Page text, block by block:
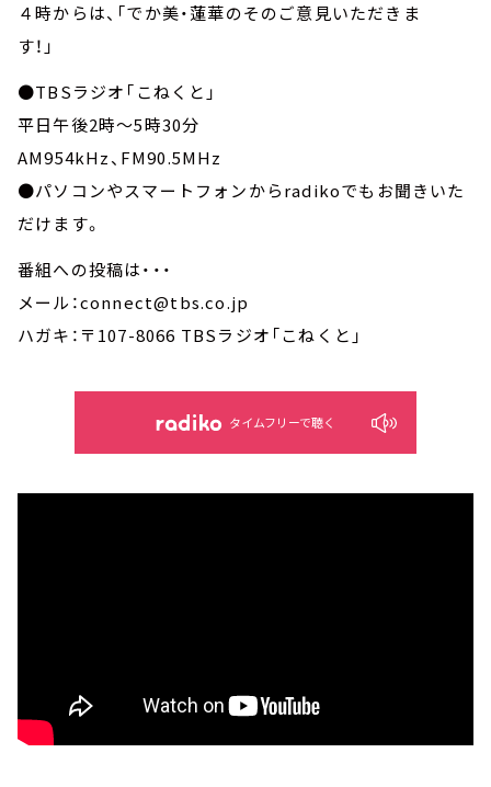
４時からは、「でか美・蓮華のそのご意見いただきま
す！」
●TBSラジオ「こねくと」
平日午後2時～5時30分
AM954kHz、FM90.5MHz
●パソコンやスマートフォンからradikoでもお聞きいた
だけます。
番組への投稿は・・・
メール：connect@tbs.co.jp
ハガキ：〒107-8066 TBSラジオ「こねくと」
タイムフリーで聴く